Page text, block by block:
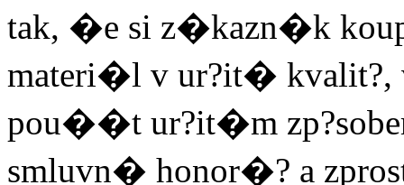
tak, �e si z�kazn�k
materi�l v ur?it� kvalit?,
pou��t ur?it�m
smluvn� honor�? a